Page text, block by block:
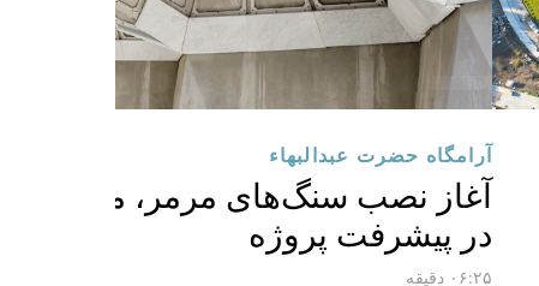
آرامگاه حضرت عبدالبهاء
آغاز نصب سنگ‌های مرمر،
در پیشرفت پروژه
۰۶:۲۵ دقیقه